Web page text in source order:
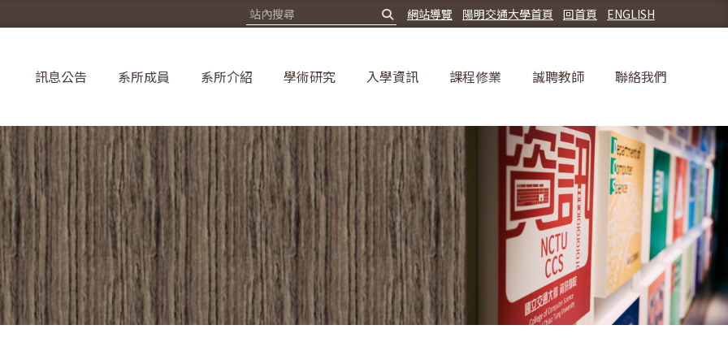
ENGLISH
回首頁
陽明交通大學首頁
網站導覽
訊息公告 系所成員 系所介紹 學術研究 入學資訊 課程修業 誠聘教師 聯絡我們